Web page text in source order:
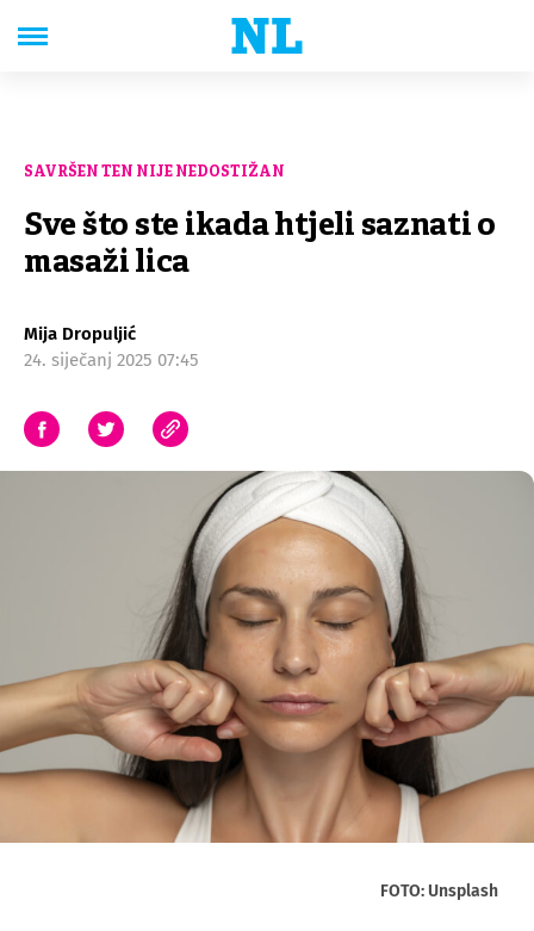
SAVRŠEN TEN NIJE NEDOSTIŽAN
Sve što ste ikada htjeli saznati o
masaži lica
Mija Dropuljić
24. siječanj 2025 07:45
FOTO: Unsplash